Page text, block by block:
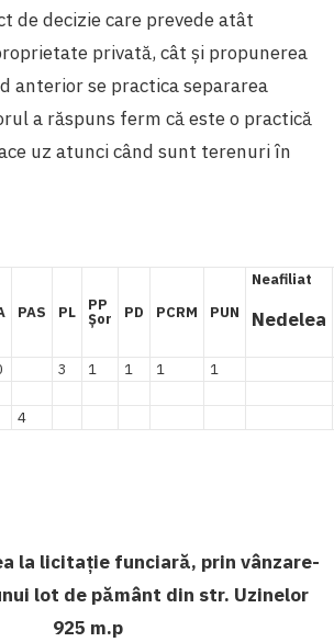
de decizie care prevede atât
privată, cât și propunerea
anterior se practica separarea
a răspuns ferm că este o practică
uz atunci când sunt terenuri în
PAS PL PP
Șor PD PCRM PUN
Neafiliat
Nedelea
3 1 1 1
1
4
la licitație funciară, prin vânzare-
lot de pământ din str. Uzinelor
925 m.p